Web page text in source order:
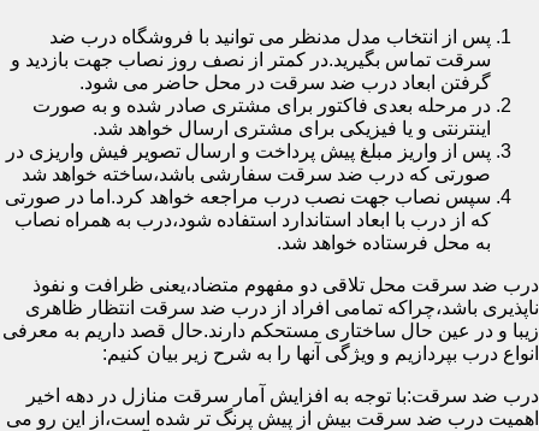
پس از انتخاب مدل مدنظر می توانید با فروشگاه درب ضد
سرقت تماس بگیرید.در کمتر از نصف روز نصاب جهت بازدید و
گرفتن ابعاد درب ضد سرقت در محل حاضر می شود.
در مرحله بعدی فاکتور برای مشتری صادر شده و به صورت
اینترنتی و یا فیزیکی برای مشتری ارسال خواهد شد.
پس از واریز مبلغ پیش پرداخت و ارسال تصویر فیش واریزی در
صورتی که درب ضد سرقت سفارشی باشد،ساخته خواهد شد
سپس نصاب جهت نصب درب مراجعه خواهد کرد.اما در صورتی
که از درب با ابعاد استاندارد استفاده شود،درب به همراه نصاب
به محل فرستاده خواهد شد.
درب ضد سرقت محل تلاقی دو مفهوم متضاد،یعنی ظرافت و نفوذ
ناپذیری باشد،چراکه تمامی افراد از درب ضد سرقت انتظار ظاهری
زیبا و در عین حال ساختاری مستحکم دارند.حال قصد داریم به معرفی
انواع درب بپردازیم و ویژگی آنها را به شرح زیر بیان کنیم:
درب ضد سرقت:با توجه به افزایش آمار سرقت منازل در دهه اخیر
اهمیت درب ضد سرقت بیش از پیش پرنگ تر شده است،از این رو می